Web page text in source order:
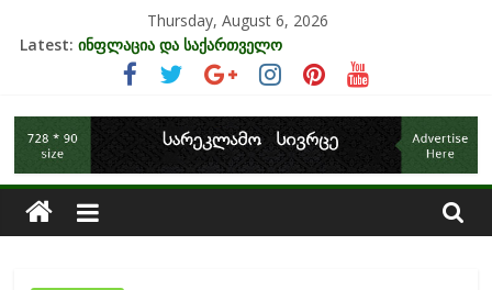
Thursday, August 6, 2026
Latest:
უძრავი ქონების ბაზარი საქართველოში
ინფლაცია და საქართველო
კრიზისის ზეგავლენა ტურიზმის ინდუსტრიაზე
EU-ის კანდიდატის სტატუსის ეკონომიკური სარგებელი
საქართველოს
ეკონომიკა